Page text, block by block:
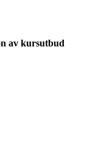
av kursutbud